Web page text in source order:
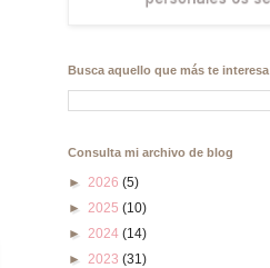
Busca aquello que más te interesa
Consulta mi archivo de blog
► 2026 (5)
► 2025 (10)
► 2024 (14)
► 2023 (31)